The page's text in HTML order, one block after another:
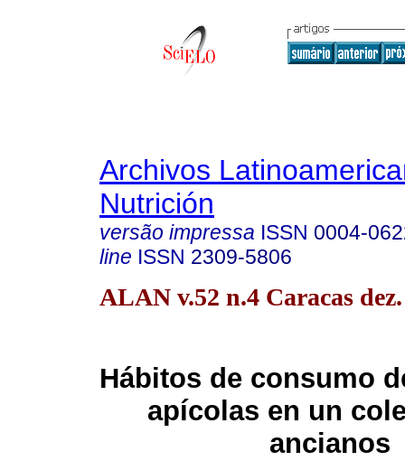
Archivos
Nutrición
versão impressa ISSN 0004-
line ISSN 2309-5806
ALAN v.52 n.4 Caracas
Hábitos de consumo
apícolas en un
ancianos